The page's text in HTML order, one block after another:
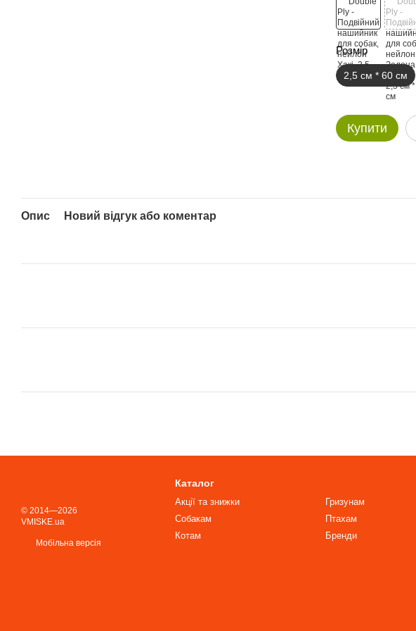
Розмір
2,5 см * 60 см
Купити
Опис Новий відгук або коментар
© 2014—2026
VMISKE.ua
Мобільна версія
Каталог
Акції та знижки
Собакам
Котам
Гризунам
Птахам
Бренди